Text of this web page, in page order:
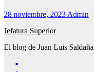
28 noviembre, 2023 Admin
Jefatura Superior
El blog de Juan Luis Saldaña